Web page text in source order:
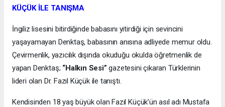
KÜÇÜK İLE TANIŞMA
İngiliz lisesini bitirdiğinde babasını yitirdiği için sevincini
yaşayamayan Denktaş, babasının anısına adliyede memur oldu.
Çevirmenlik, yazıcılık dışında okuduğu okulda öğretmenlik de
yapan Denktaş; “Halkın Sesi”gazetesini çıkaran Türklerinin
lideri olan Dr. Fazıl Küçük ile tanıştı.
Kendisinden 18 yaş büyük olan Fazıl Küçük’ün asıl adı Mustafa